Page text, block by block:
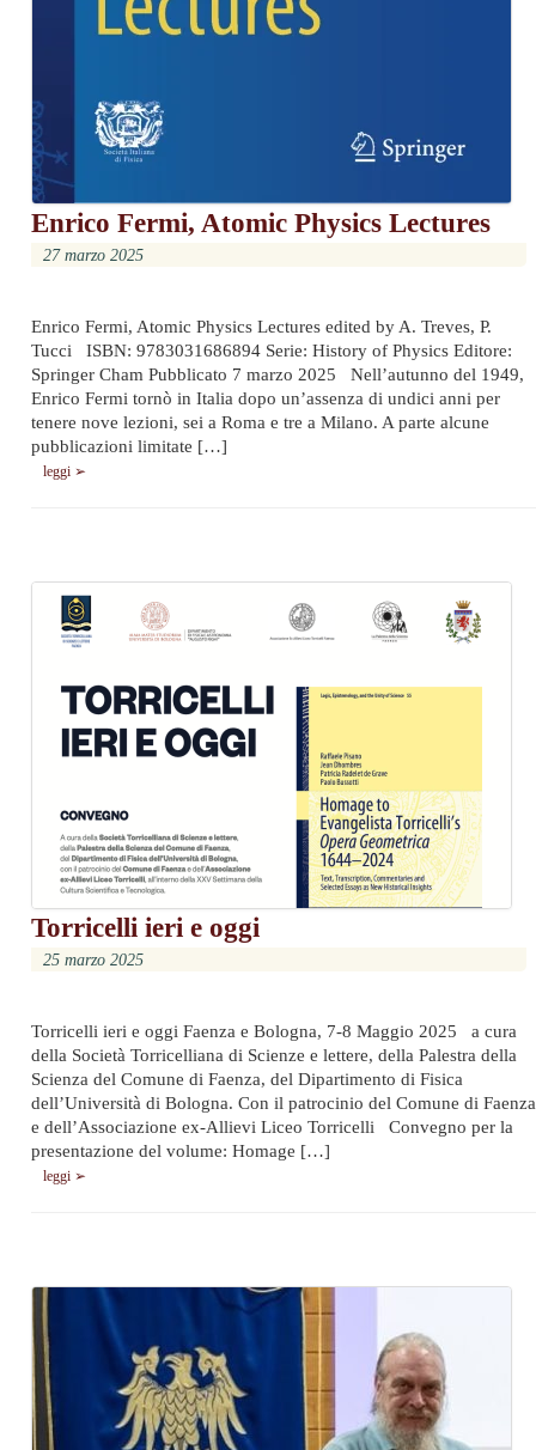
Enrico Fermi, Atomic Physics Lectures
27 marzo 2025
Enrico Fermi, Atomic Physics Lectures edited by A. Treves, P.
Tucci ISBN: 9783031686894 Serie: History of Physics Editore:
Springer Cham Pubblicato 7 marzo 2025 Nell’autunno del 1949,
Enrico Fermi tornò in Italia dopo un’assenza di undici anni per
tenere nove lezioni, sei a Roma e tre a Milano. A parte alcune
pubblicazioni limitate […]
leggi ➢
Torricelli ieri e oggi
25 marzo 2025
Torricelli ieri e oggi Faenza e Bologna, 7-8 Maggio 2025 a cura
della Società Torricelliana di Scienze e lettere, della Palestra della
Scienza del Comune di Faenza, del Dipartimento di Fisica
dell’Università di Bologna. Con il patrocinio del Comune di Faenza
e dell’Associazione ex-Allievi Liceo Torricelli Convegno per la
presentazione del volume: Homage […]
leggi ➢